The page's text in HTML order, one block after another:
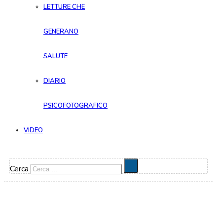
LETTURE CHE
GENERANO
SALUTE
DIARIO
PSICOFOTOGRAFICO
VIDEO
Cerca